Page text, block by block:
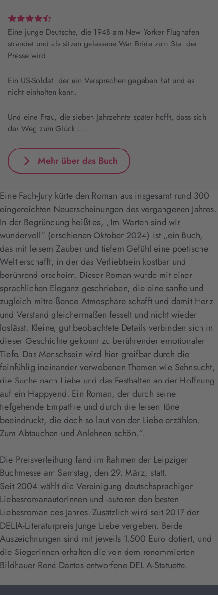
Eine junge Deutsche, die 1948 am New Yorker Flughafen
strandet und als sitzen gelassene War Bride zum Star der
Presse wird.
Ein US-Soldat, der ein Versprechen gegeben hat und es
nicht einhalten kann.
Und eine Frau, die sieben Jahrzehnte später hofft, dass sich
der Weg zum Glück …
Mehr über das Buch
Eine Fach-Jury kürte den Roman aus insgesamt rund 300
eingereichten Neuerscheinungen des vergangenen Jahres.
In der Begründung heißt es, „Im Warten sind wir
wundervoll“ (erschienen Oktober 2024) ist „ein Buch,
das mit leisem Zauber und tiefem Gefühl eine poetische
Welt erschafft, in der das Verliebtsein kostbar und
berührend erscheint. Dieser Roman wurde mit einer
sprachlichen Eleganz geschrieben, die eine sanfte und
zugleich mitreißende Atmosphäre schafft und damit Herz
und Verstand gleichermaßen fesselt und nicht wieder
loslässt. Kleine, gut beobachtete Details verbinden sich in
dieser Geschichte gekonnt zu berührender emotionaler
Tiefe. Das Menschsein wird hier greifbar durch die
feinfühlig ineinander verwobenen Themen wie Sehnsucht,
die Suche nach Liebe und das Festhalten an der Hoffnung
auf ein Happyend. Ein Roman, der durch seine
tiefgehende Empathie und durch die leisen Töne
beeindruckt, die doch so laut von der Liebe erzählen.
Zum Abtauchen und Anlehnen schön.“.
Die Preisverleihung fand im Rahmen der Leipziger
Buchmesse am Samstag, den 29. März, statt.
Seit 2004 wählt die Vereinigung deutschsprachiger
Liebesromanautorinnen und -autoren den besten
Liebesroman des Jahres. Zusätzlich wird seit 2017 der
DELIA-Literaturpreis Junge Liebe vergeben. Beide
Auszeichnungen sind mit jeweils 1.500 Euro dotiert, und
die Siegerinnen erhalten die von dem renommierten
Bildhauer René Dantes entworfene DELIA-Statuette.